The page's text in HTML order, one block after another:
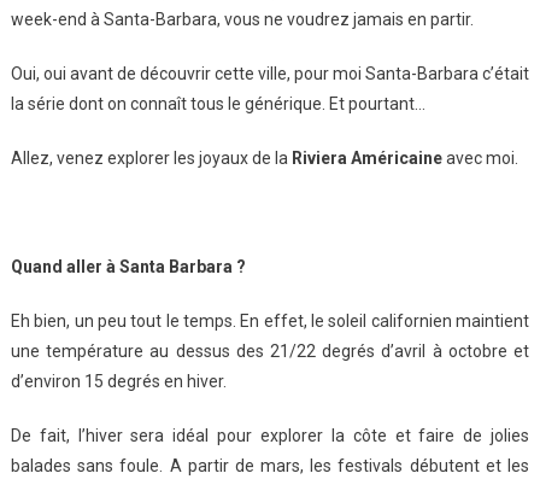
week-end à Santa-Barbara, vous ne voudrez jamais en partir.
Oui, oui avant de découvrir cette ville, pour moi Santa-Barbara c’était
la série dont on connaît tous le générique. Et pourtant…
Allez, venez explorer les joyaux de la Riviera Américaineavec moi.
Quand aller à Santa Barbara ?
Eh bien, un peu tout le temps. En effet, le soleil californien maintient
une température au dessus des 21/22 degrés d’avril à octobre et
d’environ 15 degrés en hiver.
De fait, l’hiver sera idéal pour explorer la côte et faire de jolies
balades sans foule. A partir de mars, les festivals débutent et les